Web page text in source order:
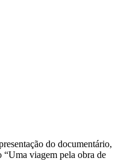
do documentário,
“Uma viagem pela obra de